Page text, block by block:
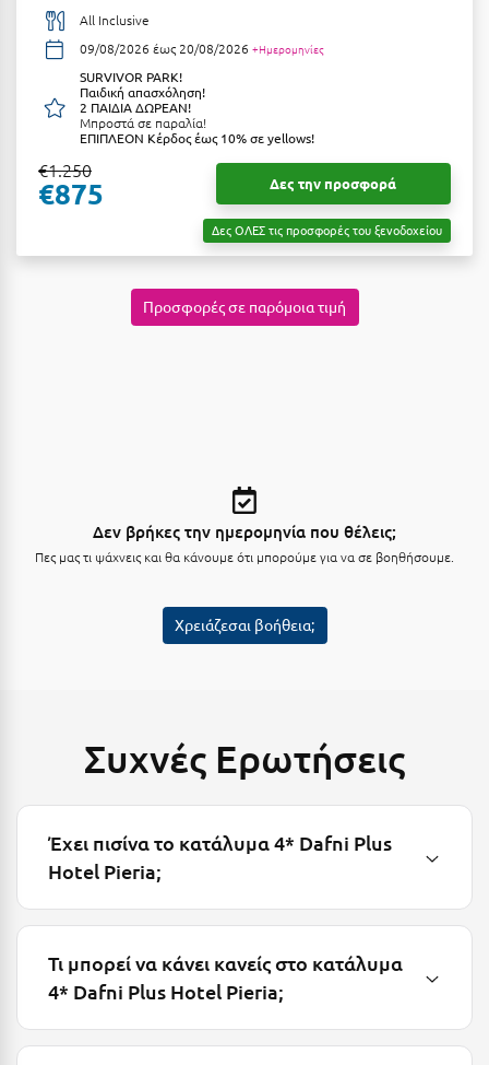
Λεπτοκαρυά
Λέσβος
Λευκάδα
Λίμνη Πλαστήρα
Λουτρά Πόζαρ
Λουτρά Υπάτης
Μαραθώνας Αττικής
Μαρώνεια
Μέτσοβο
Μονεμβασιά
Μπάνσκο
All Inclusive
09/08/2026 έως 20/08/2026 +Ημερομηνίες
SURVIVOR PARK!
Παιδική απασχόληση!
2 ΠΑΙΔΙΑ ΔΩΡΕΑΝ!
Μπροστά σε παραλία!
ΕΠΙΠΛΕΟΝ Κέρδος έως 10% σε yellows!
€1.250
€875 Δες την προσφορά
Δες ΟΛΕΣ τις προσφορές του ξενοδοχείου
Προσφορές σε παρόμοια τιμή
Δεν βρήκες την ημερομηνία που θέλεις;
Πες μας τι ψάχνεις και θα κάνουμε ότι μπορούμε για να σε βοηθήσουμε.
Χρειάζεσαι βοήθεια;
Συχνές Ερωτήσεις
Έχει πισίνα το κατάλυμα 4* Dafni Plus
Hotel Pieria;
Τι μπορεί να κάνει κανείς στο κατάλυμα
4* Dafni Plus Hotel Pieria;